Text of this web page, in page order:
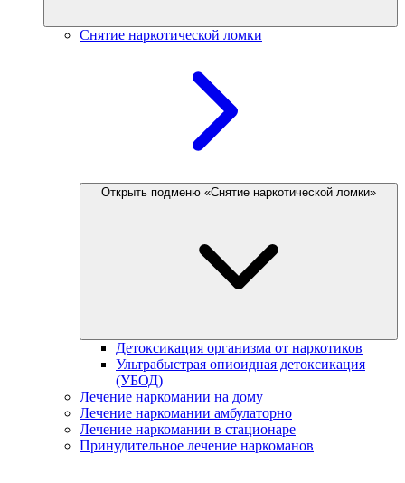
Снятие наркотической ломки
Открыть подменю «Снятие наркотической ломки»
Детоксикация организма от наркотиков
Ультрабыстрая опиоидная детоксикация
(УБОД)
Лечение наркомании на дому
Лечение наркомании амбулаторно
Лечение наркомании в стационаре
Принудительное лечение наркоманов